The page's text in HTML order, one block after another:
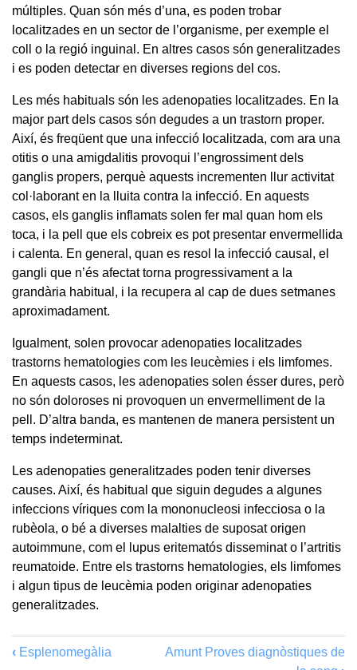
múltiples. Quan són més d’una, es poden trobar
localitzades en un sector de l’organisme, per exemple el
coll o la regió inguinal. En altres casos són generalitzades
i es poden detectar en diverses regions del cos.
Les més habituals són les adenopaties localitzades. En la
major part dels casos són degudes a un trastorn proper.
Així, és freqüent que una infecció localitzada, com ara una
otitis o una amigdalitis provoqui l’engrossiment dels
ganglis propers, perquè aquests incrementen llur activitat
col·laborant en la lluita contra la infecció. En aquests
casos, els ganglis inflamats solen fer mal quan hom els
toca, i la pell que els cobreix es pot presentar envermellida
i calenta. En general, quan es resol la infecció causal, el
gangli que n’és afectat torna progressivament a la
grandària habitual, i la recupera al cap de dues setmanes
aproximadament.
Igualment, solen provocar adenopaties localitzades
trastorns hematologies com les leucèmies i els limfomes.
En aquests casos, les adenopaties solen ésser dures, però
no són doloroses ni provoquen un envermelliment de la
pell. D’altra banda, es mantenen de manera persistent un
temps indeterminat.
Les adenopaties generalitzades poden tenir diverses
causes. Així, és habitual que siguin degudes a algunes
infeccions víriques com la mononucleosi infecciosa o la
rubèola, o bé a diverses malalties de suposat origen
autoimmune, com el lupus eritematós disseminat o l’artritis
reumatoide. Entre els trastorns hematologies, els limfomes
i algun tipus de leucèmia poden originar adenopaties
generalitzades.
‹ Esplenomegàlia Amunt Proves diagnòstiques de